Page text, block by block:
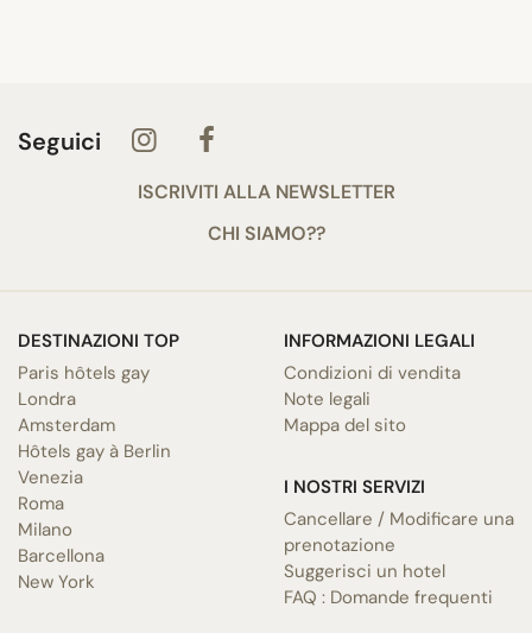
Seguici
ISCRIVITI ALLA NEWSLETTER
CHI SIAMO??
DESTINAZIONI TOP
Paris hôtels gay
Londra
Amsterdam
Hôtels gay à Berlin
Venezia
Roma
Milano
Barcellona
New York
INFORMAZIONI LEGALI
Condizioni di vendita
Note legali
Mappa del sito
I NOSTRI SERVIZI
Cancellare / Modificare una
prenotazione
Suggerisci un hotel
FAQ : Domande frequenti